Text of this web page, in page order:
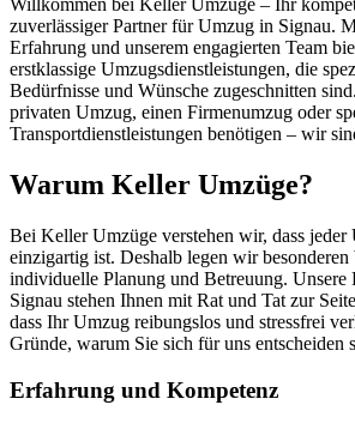
Willkommen bei Keller Umzüge – Ihr
zuverlässiger Partner für Umzug in Signau.
Erfahrung und unserem engagierten Team
erstklassige Umzugsdienstleistungen, die
Bedürfnisse und Wünsche zugeschnitten
privaten Umzug, einen Firmenumzug oder
Transportdienstleistungen benötigen – wir
Warum Keller Umzüge?
Bei Keller Umzüge verstehen wir, dass jeder
einzigartig ist. Deshalb legen wir besonderen
individuelle Planung und Betreuung.
Signau stehen Ihnen mit Rat und Tat zur
dass Ihr Umzug reibungslos und stressfrei
Gründe, warum Sie sich für uns entscheiden
Erfahrung und Kompetenz